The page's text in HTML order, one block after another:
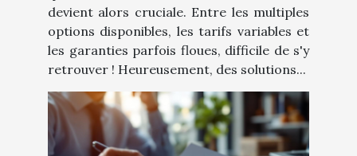
devient alors cruciale. Entre les multiples
options disponibles, les tarifs variables et
les garanties parfois floues, difficile de s'y
retrouver ! Heureusement, des solutions...